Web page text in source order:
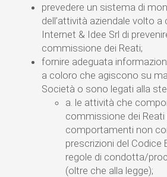
prevedere un sistema di
dell’attività aziendale volto
Internet & Idee Srl di
commissione dei Reati;
fornire adeguata
a coloro che agiscono su
Società o sono legati alla
a. le attività che
commissione dei Reati
comportamenti non
prescrizioni del Codice
regole di condotta/
(oltre che alla legge);